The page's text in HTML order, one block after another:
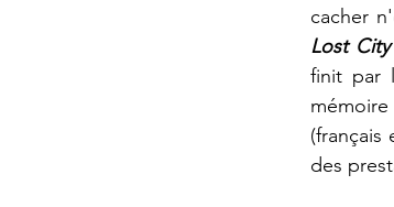
cacher
Lost
finit par
(français
des